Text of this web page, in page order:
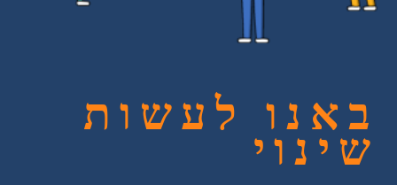
באנו לעשות
שינוי